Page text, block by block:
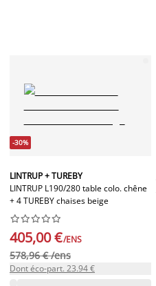
-30%
LINTRUP + TUREBY
LINTRUP L190/280 table colo. chêne
+ 4 TUREBY chaises beige






405,00 €/ENS
578,96 € /ens
Dont éco-part. 23.94 €